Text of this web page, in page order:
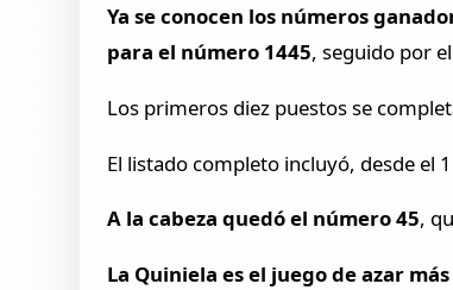
Ya se conocen los números
para el número 1445, seguido por
Los primeros diez puestos se
El listado completo incluyó, desde el
A la cabeza quedó el número 45,
La Quiniela es el juego de azar